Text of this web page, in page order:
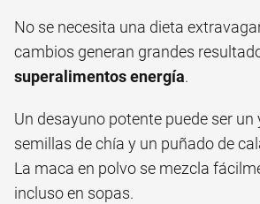
No se necesita una dieta
cambios generan grandes
superalimentos energía.
Un desayuno potente puede ser un
semillas de chía y un puñado de
La maca en polvo se mezcla
incluso en sopas.